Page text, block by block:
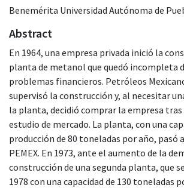
Benemérita Universidad Autónoma de
Abstract
En 1964, una empresa privada inició la
planta de metanol que quedó incompleta
problemas financieros. Petróleos
supervisó la construcción y, al necesitar
la planta, decidió comprar la empresa
estudio de mercado. La planta, con una
producción de 80 toneladas por año, pasó
PEMEX. En 1973, ante el aumento de la
construcción de una segunda planta, que
1978 con una capacidad de 130 toneladas